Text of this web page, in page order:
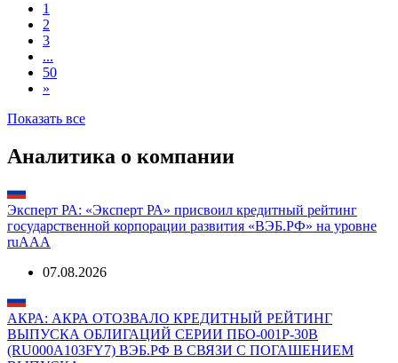
1
2
3
...
50
»
Показать все
Аналитика о компании
Эксперт РА: «Эксперт РА» присвоил кредитный рейтинг
государственной корпорации развития «ВЭБ.РФ» на уровне
ruAAA
07.08.2026
АКРА: АКРА ОТОЗВАЛО КРЕДИТНЫЙ РЕЙТИНГ
ВЫПУСКА ОБЛИГАЦИЙ СЕРИИ ПБО-001Р-30B
(RU000A103FY7) ВЭБ.РФ В СВЯЗИ С ПОГАШЕНИЕМ